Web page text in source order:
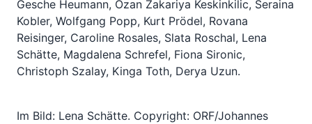
Gesche Heumann, Ozan Zakariya Keskinkilic, Seraina
Kobler, Wolfgang Popp, Kurt Prödel, Rovana
Reisinger, Caroline Rosales, Slata Roschal, Lena
Schätte, Magdalena Schrefel, Fiona Sironic,
Christoph Szalay, Kinga Toth, Derya Uzun.
Im Bild: Lena Schätte. Copyright: ORF/Johannes